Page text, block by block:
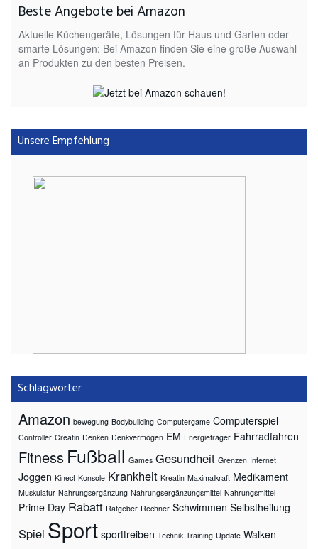
Beste Angebote bei Amazon
Aktuelle Küchengeräte, Lösungen für Haus und Garten oder
smarte Lösungen: Bei Amazon finden Sie eine große Auswahl
an Produkten zu den besten Preisen.
Unsere Empfehlung
Schlagwörter
Amazon bewegung Bodybuilding Computergame Computerspiel
Controller Creatin Denken Denkvermögen EM Energieträger Fahrradfahren
Fitness Fußball Games Gesundheit Grenzen Internet
Joggen Kinect Konsole Krankheit Kreatin Maximalkraft Medikament
Muskulatur Nahrungsergänzung Nahrungsergänzungsmittel Nahrungsmittel
Prime Day Rabatt Ratgeber Rechner Schwimmen Selbstheilung
Spiel Sport sporttreiben Technik Training Update Walken